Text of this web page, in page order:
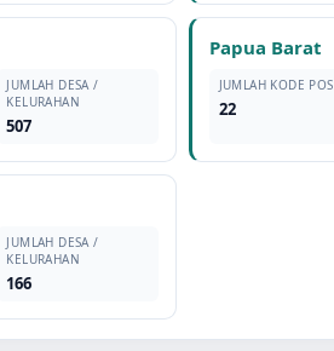
JUMLAH DESA /
KELURAHAN
507
Papua Barat
JUMLAH KODE POS
22
JUMLAH DESA /
KELURAHAN
166